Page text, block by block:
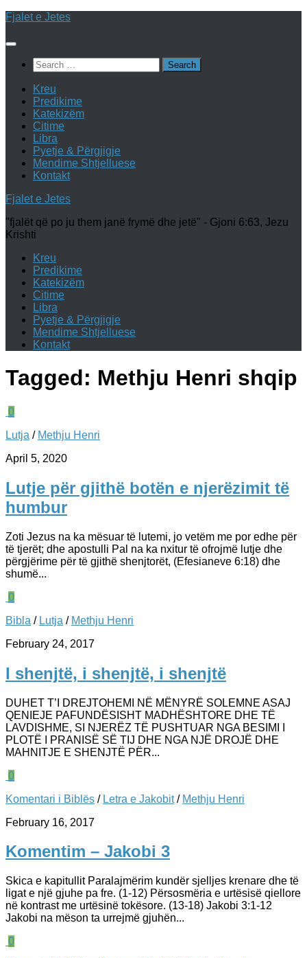
Skip
content
Fjalet e Jetes
Search
for:
Kreu
Predikime
Katekizëm
Citime
Libra
Pyetje & Përgjigje
Mendime Shtjelluese
Kontakt
Fjalet e Jetes
"fjalët që po ju them janë frymë dhe jetë" - Gjoni 6:63, Jezu
Krishti
Kreu
Predikime
Katekizëm
Citime
Libra
Pyetje & Përgjigje
Mendime Shtjelluese
Kontakt
Tagged: Methju Henri shqip
0
Lutja / Methju Henri
April 5, 2020
Lutje për gjithë botën e njerëzimit të
humbur
Zoti Jezus na ka mësuar të lutemi, jo vetëm me por edhe për
të tjerët; dhe apostulli Pal na ka nxitur të ofrojmë lutje dhe
përgjërime për të gjithë shenjtorët, (Efesianeve 6:18) dhe
shumë...
0
Bibla / Lutja / Methju Henri
February 24, 2017
I shenjtë, i shenjtë, i shenjtë
DUHET T’I DREJTOHEMI NË MËNYRË SOLEMNE ASAJ
QENIEJE PAFUNDËSISHT MADHËSHTORE DHE TË
LAVDISHME, SI NJERËZ TË PUSHTUAR NGA BESIMI I
PLOTË I PRANISË SË TIJ DHE NGA NJË DROJË DHE
MAHNITJE E SHENJTË PËR...
0
Komentari i Biblës / Letra e Jakobit/ Methju Henri
February 16, 2017
Komentim – Jakobi 3
Skica e kapitullit Paralajmërim kundër sjelljes krenare dhe të
ligat e një gjuhe pa fre. (1-12) Përsosmëria e urtësisë qiellore
në kontrast me urtësinë tokësore. (13-18) Jakobi 3:1-12
Jakobi na mëson ta urrejmë gjuhën...
0